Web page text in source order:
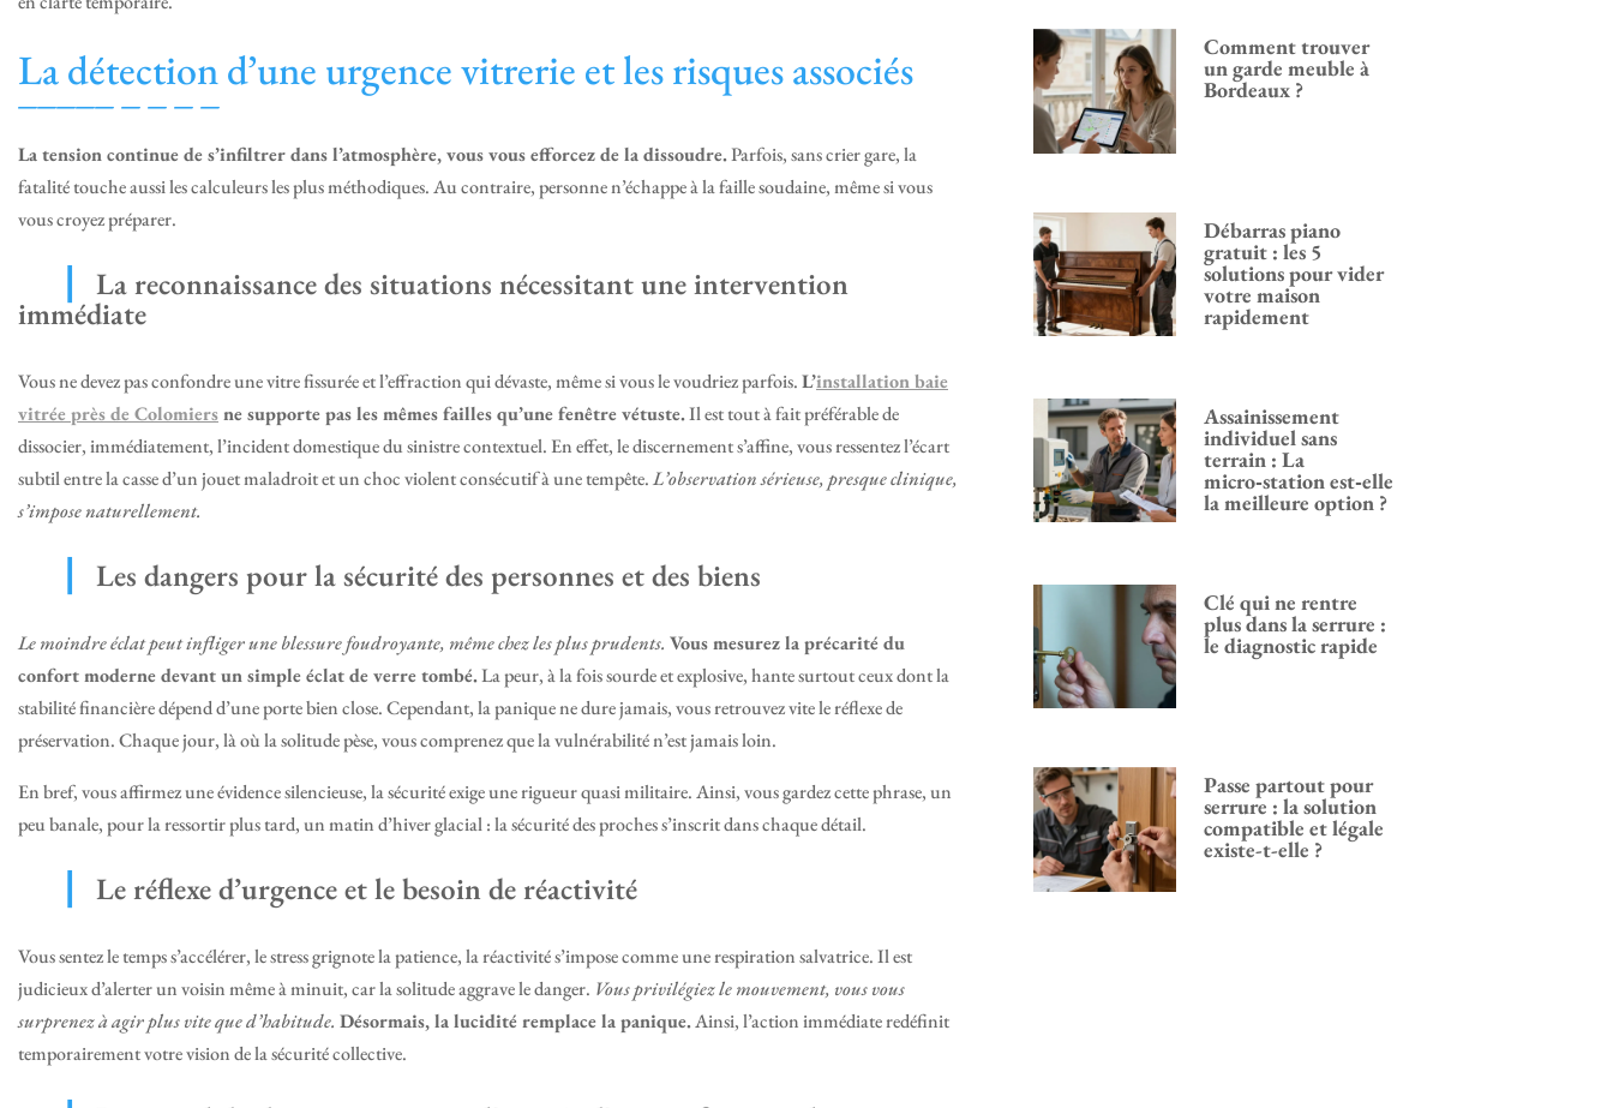
La détection d’une urgence vitrerie et les risques associés
La tension continue de s’infiltrer dans l’atmosphère, vous vous efforcez de la dissoudre.Parfois, sans crier gare, la
fatalité touche aussi les calculeurs les plus méthodiques. Au contraire, personne n’échappe à la faille soudaine, même si vous
vous croyez préparer.
La reconnaissance des situations nécessitant une intervention
immédiate
Vous ne devez pas confondre une vitre fissurée et l’effraction qui dévaste, même si vous le voudriez parfois.L’installation baie
vitrée près de Colomiersne supporte pas les mêmes failles qu’une fenêtre vétuste.Il est tout à fait préférable de
dissocier, immédiatement, l’incident domestique du sinistre contextuel. En effet, le discernement s’affine, vous ressentez l’écart
subtil entre la casse d’un jouet maladroit et un choc violent consécutif à une tempête.L’observation sérieuse, presque clinique,
s’impose naturellement.
Les dangers pour la sécurité des personnes et des biens
Le moindre éclat peut infliger une blessure foudroyante, même chez les plus prudents. Vous mesurez la précarité du
confort moderne devant un simple éclat de verre tombé.La peur, à la fois sourde et explosive, hante surtout ceux dont la
stabilité financière dépend d’une porte bien close. Cependant, la panique ne dure jamais, vous retrouvez vite le réflexe de
préservation. Chaque jour, là où la solitude pèse, vous comprenez que la vulnérabilité n’est jamais loin.
En bref, vous affirmez une évidence silencieuse, la sécurité exige une rigueur quasi militaire. Ainsi, vous gardez cette phrase, un
peu banale, pour la ressortir plus tard, un matin d’hiver glacial : la sécurité des proches s’inscrit dans chaque détail.
Le réflexe d’urgence et le besoin de réactivité
Vous sentez le temps s’accélérer, le stress grignote la patience, la réactivité s’impose comme une respiration salvatrice. Il est
judicieux d’alerter un voisin même à minuit, car la solitude aggrave le danger. Vous privilégiez le mouvement, vous vous
surprenez à agir plus vite que d’habitude. Désormais, la lucidité remplace la panique.Ainsi, l’action immédiate redéfinit
temporairement votre vision de la sécurité collective.
Comment trouver
un garde meuble à
Bordeaux ?
Débarras piano
gratuit : les 5
solutions pour vider
votre maison
rapidement
Assainissement
individuel sans
terrain : La
micro‑station est‑elle
la meilleure option ?
Clé qui ne rentre
plus dans la serrure :
le diagnostic rapide
Passe partout pour
serrure : la solution
compatible et légale
existe-t-elle ?